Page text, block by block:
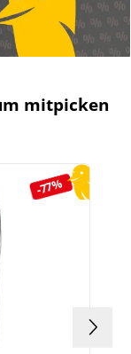
mitpicken
-77%